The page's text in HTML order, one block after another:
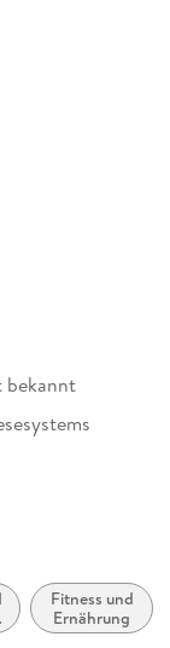
sowie die
bekannt
Fitness und
Ernährung